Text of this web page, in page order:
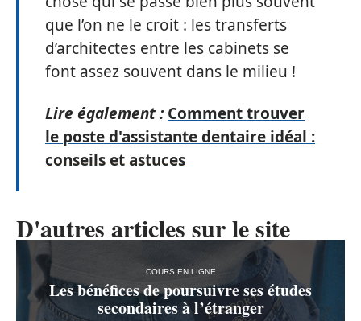
que l’on ne le croit : les transferts
d’architectes entre les cabinets se
font assez souvent dans le milieu !
Lire également : Comment trouver
le poste d'assistante dentaire idéal :
conseils et astuces
D'autres articles sur le site
COURS EN LIGNE
Les bénéfices de poursuivre ses études
secondaires à l’étranger